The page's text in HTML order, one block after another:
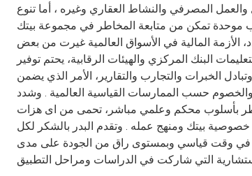
المصرفي والنشاط العقاري وغيره ، أما تنوع
موحدة تمكن من متابعة المخاطر في مجموعة بيتك
المالية في الأسواق العالمية غيرت من بعض
البنك المركزي والهيئات الرقابية، يحتم توفير
الخبرات والتجارب والتقارير، الأمر الذي يضمن
والخصوم حسب الممارسات القياسية العالمية . وشدد
بأسلوب محكم وعلمي مباشر، تحمى من اى هزات
خصوصية بيتك ومنهج عمله . وتقدم البدر بالشكر لكل
في وقت قياسي وبمستوى راق من الجودة على مدى